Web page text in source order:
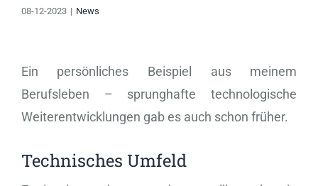
08-12-2023 | News
Ein persönliches Beispiel aus meinem
Berufsleben – sprunghafte technologische
Weiterentwicklungen gab es auch schon früher.
Technisches Umfeld